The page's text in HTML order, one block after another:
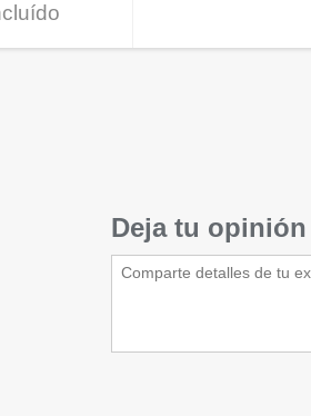
Deja tu opinión